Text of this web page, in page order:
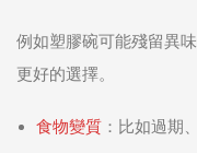
例如塑膠碗可能殘留異
更好的選擇。
食物變質 ：比如過期